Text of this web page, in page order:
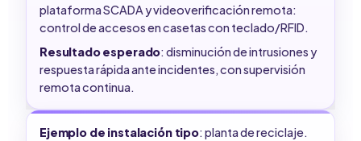
plataforma SCADA y videoverificación remota:
control de accesos en casetas con teclado/RFID.
Resultado esperado: disminución de intrusiones y
respuesta rápida ante incidentes, con supervisión
remota continua.
Ejemplo de instalación tipo: planta de reciclaje.